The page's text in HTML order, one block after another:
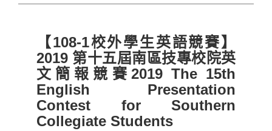
【108-1校外學生英語競賽】
2019 第十五屆南區技專校院英
文簡報競賽2019 The 15th
English Presentation
Contest for Southern
Collegiate Students